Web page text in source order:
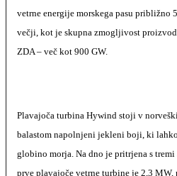
vetrne energije morskega pasu
večji, kot je skupna zmogljivost
ZDA – več kot 900 GW.
Plavajoča turbina Hywind stoji v
balastom napolnjeni jekleni boji, ki
globino morja. Na dno je pritrjena s
prve plavajoče vetrne turbine je 2,3 MW,